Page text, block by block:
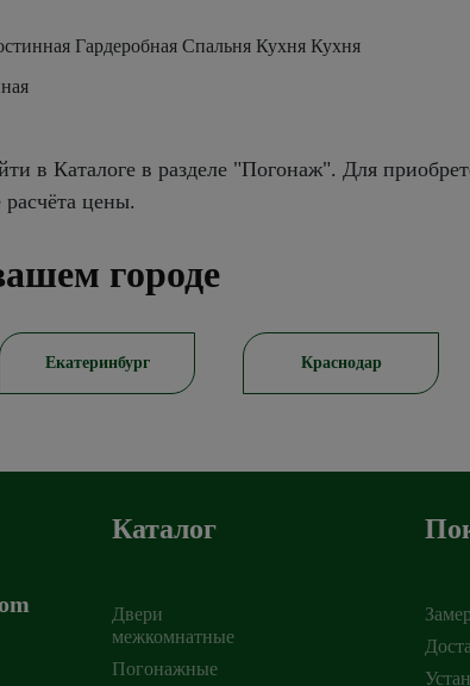
Гардеробная Спальня Кухня Кухня
в Каталоге в разделе "Погонаж". Для
цены.
городе
Екатеринбург Краснодар
Каталог
Двери
межкомнатные
Погонажные